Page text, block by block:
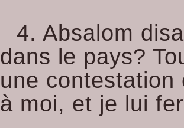
4. Absalom
dans le pays?
une
à moi, et je lui